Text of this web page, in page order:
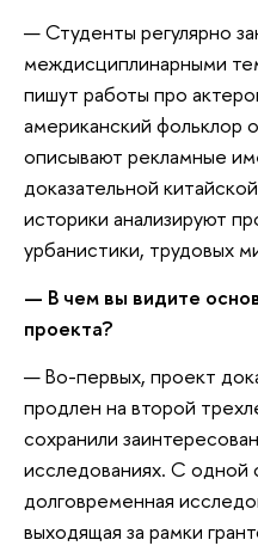
— Студенты регулярно
междисциплинарными
пишут работы про
американский фольклор
описывают рекламные
доказательной
историки анализируют
урбанистики, трудовых
— В чем вы видите
проекта?
— Во-первых, проект
продлен на второй
сохранили
исследованиях. С одной
долговременная
выходящая за рамки